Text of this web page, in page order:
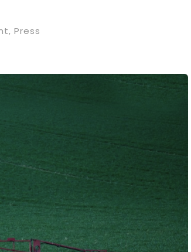
, Press